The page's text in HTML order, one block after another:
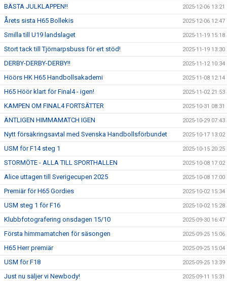
BÄSTA JULKLAPPEN!! 2025-12-06 13:21
Årets sista H65 Bollekis 2025-12-06 12:47
Smilla till U19 landslaget 2025-11-19 15:18
Stort tack till Tjörnarpsbuss för ert stöd! 2025-11-19 13:30
DERBY-DERBY-DERBY!! 2025-11-12 10:34
Höörs HK H65 Handbollsakademi 2025-11-08 12:14
H65 Höör klart för Final4 - igen! 2025-11-02 21:53
KAMPEN OM FINAL4 FORTSÄTTER 2025-10-31 08:31
ÄNTLIGEN HIMMAMATCH IGEN 2025-10-29 07:43
Nytt försäkringsavtal med Svenska Handbollsförbundet 2025-10-17 13:02
USM för F14 steg 1 2025-10-15 20:25
STORMÖTE - ALLA TILL SPORTHALLEN 2025-10-08 17:02
Alice uttagen till Sverigecupen 2025 2025-10-08 17:00
Premiär för H65 Gordies 2025-10-02 15:34
USM steg 1 för F16 2025-10-02 15:28
Klubbfotografering onsdagen 15/10 2025-09-30 16:47
Första himmamatchen för säsongen 2025-09-25 15:06
H65 Herr premiär 2025-09-25 15:04
USM för F18 2025-09-25 13:39
Just nu säljer vi Newbody! 2025-09-11 15:31